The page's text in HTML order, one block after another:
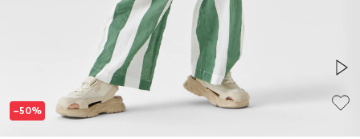
–50%